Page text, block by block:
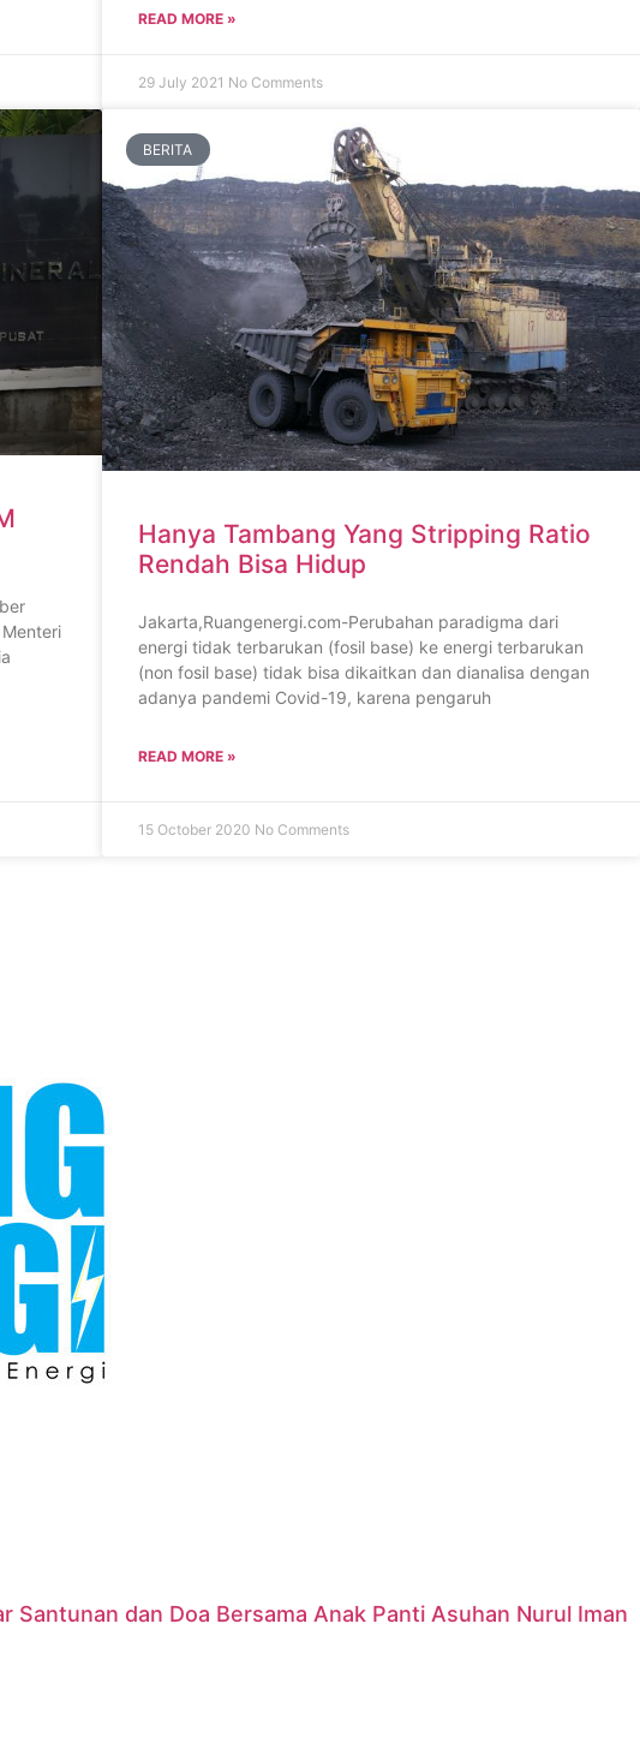
READ MORE »
29 July 2021 No Comments
BERITA
Hanya Tambang Yang Stripping Ratio
Rendah Bisa Hidup
Jakarta,Ruangenergi.com-Perubahan paradigma dari
energi tidak terbarukan (fosil base) ke energi terbarukan
(non fosil base) tidak bisa dikaitkan dan dianalisa dengan
adanya pandemi Covid-19, karena pengaruh
READ MORE »
15 October 2020 No Comments
Santunan dan Doa Bersama Anak Panti Asuhan Nurul Iman